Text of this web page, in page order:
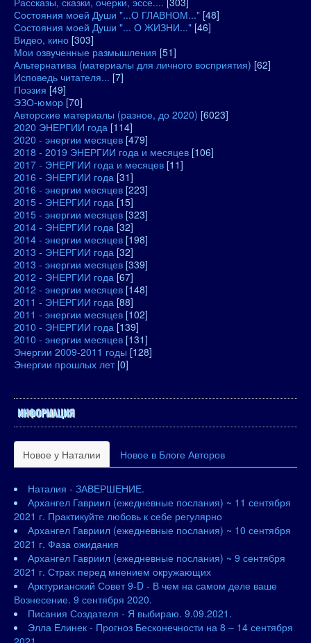
Состояния моей Души "...О ГЛАВНОМ..." [48]
Состояния моей Души "... О ЖИЗНИ..." [46]
Видео, кино [303]
Мои озвученные размышления [51]
Альтернатива (материалы для личного восприятия) [62]
Исповедь читателя... [7]
Поэзия [49]
ЭЗО-юмор [70]
Авторские материалы (разное, до 2020) [6023]
2020 ЭНЕРГИИ года [114]
2020 - энергии месяцев [479]
2018 - 2019 ЭНЕРГИИ года и месяцев [106]
2017 - ЭНЕРГИИ года и месяцев [11]
2016 - ЭНЕРГИИ года [31]
2016 - энергии месяцев [223]
2015 - ЭНЕРГИИ года [15]
2015 - энергии месяцев [323]
2014 - ЭНЕРГИИ года [32]
2014 - энергии месяцев [198]
2013 - ЭНЕРГИИ года [32]
2013 - энергии месяцев [339]
2012 - ЭНЕРГИИ года [67]
2012 - энергии месяцев [148]
2011 - ЭНЕРГИИ года [88]
2011 - энергии месяцев [102]
2010 - ЭНЕРГИИ года [139]
2010 - энергии месяцев [131]
Энергии 2009-2011 годы [128]
Энергии прошлых лет [0]
ИНФОРМАЦИЯ
Новое у Наталии Новое в Блоге Авторов
Наталия - ЗАВЕРШЕНИЕ.
Архангел Гавриил (ежедневные послания) ~ 11 сентября
2021 г. Практикуйте любовь к себе регулярно
Архангел Гавриил (ежедневные послания) ~ 10 сентября
2021 г. Фаза ожидания
Архангел Гавриил (ежедневные послания) ~ 9 сентября
2021 г. Страх перед мнением окружающих
Арктурианский Совет 9-D - В чем на самом деле ваше
Вознесение. 9 сентября 2020.
Писания Создателя - Я выбираю. 9.09.2021.
Элла Елинек - Прогноз Бесконечности на 8 – 14 сентября